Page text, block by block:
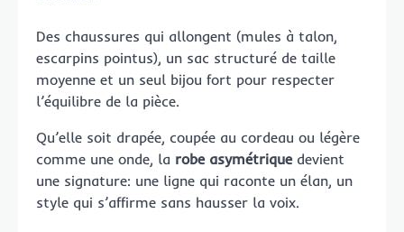
Des chaussures qui allongent (mules à talon,
escarpins pointus), un sac structuré de taille
moyenne et un seul bijou fort pour respecter
l’équilibre de la pièce.
Qu’elle soit drapée, coupée au cordeau ou légère
comme une onde, la robe asymétriquedevient
une signature: une ligne qui raconte un élan, un
style qui s’affirme sans hausser la voix.